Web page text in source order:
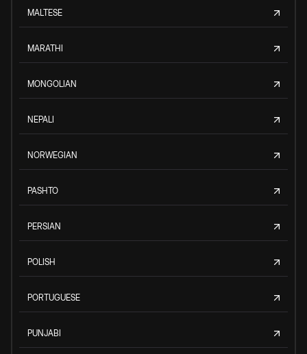
MALTESE
MARATHI
MONGOLIAN
NEPALI
NORWEGIAN
PASHTO
PERSIAN
POLISH
PORTUGUESE
PUNJABI